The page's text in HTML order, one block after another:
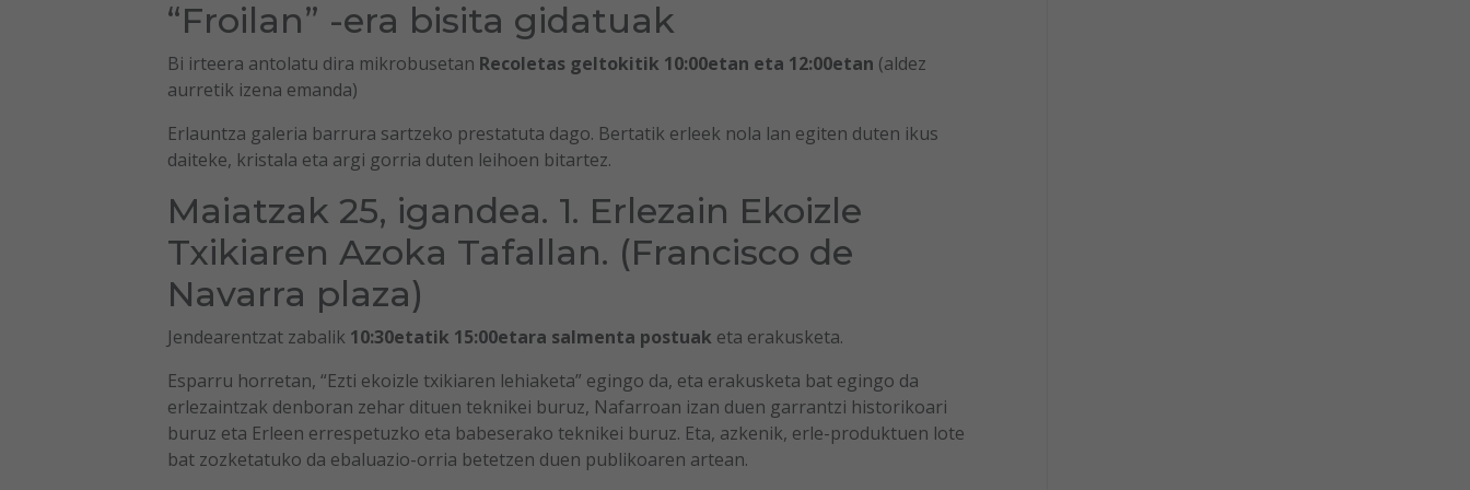
“Froilan” -era bisita gidatuak
Bi irteera antolatu dira mikrobusetan Recoletas geltokitik 10:00etan eta 12:00etan (aldez
aurretik izena emanda)
Erlauntza galeria barrura sartzeko prestatuta dago. Bertatik erleek nola lan egiten duten ikus
daiteke, kristala eta argi gorria duten leihoen bitartez.
Maiatzak 25, igandea. 1. Erlezain Ekoizle
Txikiaren Azoka Tafallan. (Francisco de
Navarra plaza)
Jendearentzat zabalik 10:30etatik 15:00etara salmenta postuak eta erakusketa.
Esparru horretan, “Ezti ekoizle txikiaren lehiaketa” egingo da, eta erakusketa bat egingo da
erlezaintzak denboran zehar dituen teknikei buruz, Nafarroan izan duen garrantzi historikoari
buruz eta Erleen errespetuzko eta babeserako teknikei buruz. Eta, azkenik, erle-produktuen lote
bat zozketatuko da ebaluazio-orria betetzen duen publikoaren artean.